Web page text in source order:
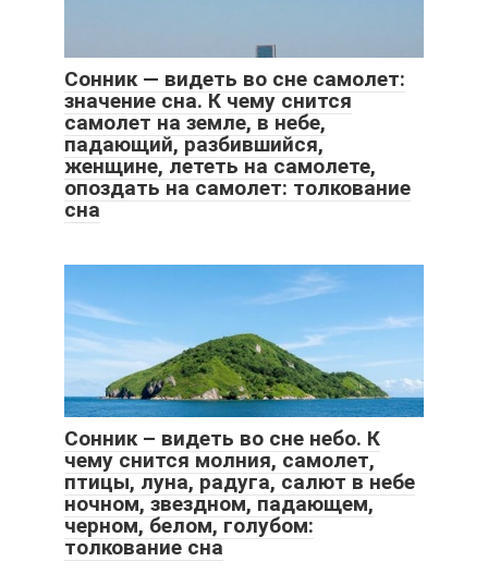
Сонник — видеть во сне самолет:
значение сна. К чему снится
самолет на земле, в небе,
падающий, разбившийся,
женщине, лететь на самолете,
опоздать на самолет: толкование
сна
Сонник – видеть во сне небо. К
чему снится молния, самолет,
птицы, луна, радуга, салют в небе
ночном, звездном, падающем,
черном, белом, голубом:
толкование сна